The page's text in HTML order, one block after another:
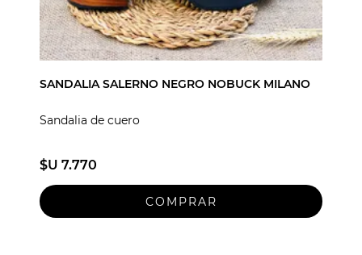
SANDALIA SALERNO NEGRO NOBUCK MILANO
Sandalia de cuero
$U 7.770